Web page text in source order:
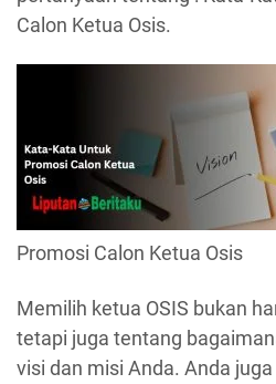
Calon Ketua Osis.
Promosi Calon Ketua Osis
Memilih ketua OSIS bukan
tetapi juga tentang
visi dan misi Anda. Anda